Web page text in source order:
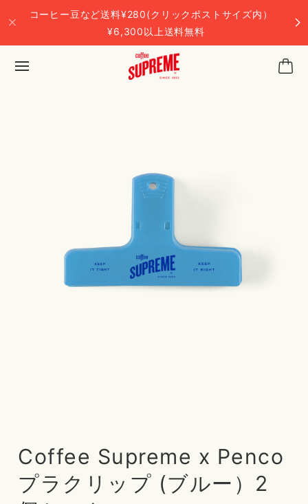
コーヒー豆など送料¥280(クリックポストサイズ内）
¥6,300以上送料無料
Coffee Supreme x Penco
プラクリップ (ブルー）2